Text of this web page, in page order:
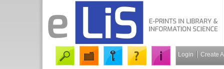
Login Create